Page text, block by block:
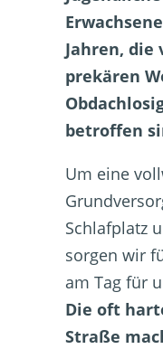
Jahren, die
prekären
betroffen
Um eine
Schlafplatz
sorgen wir
am Tag für
Die oft
Straße